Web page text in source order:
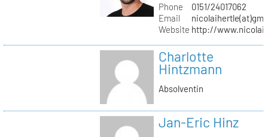
Phone
0151/24017062
Email
Website http://
Charlotte
Hintzmann
Absolventin
Jan-Eric Hinz